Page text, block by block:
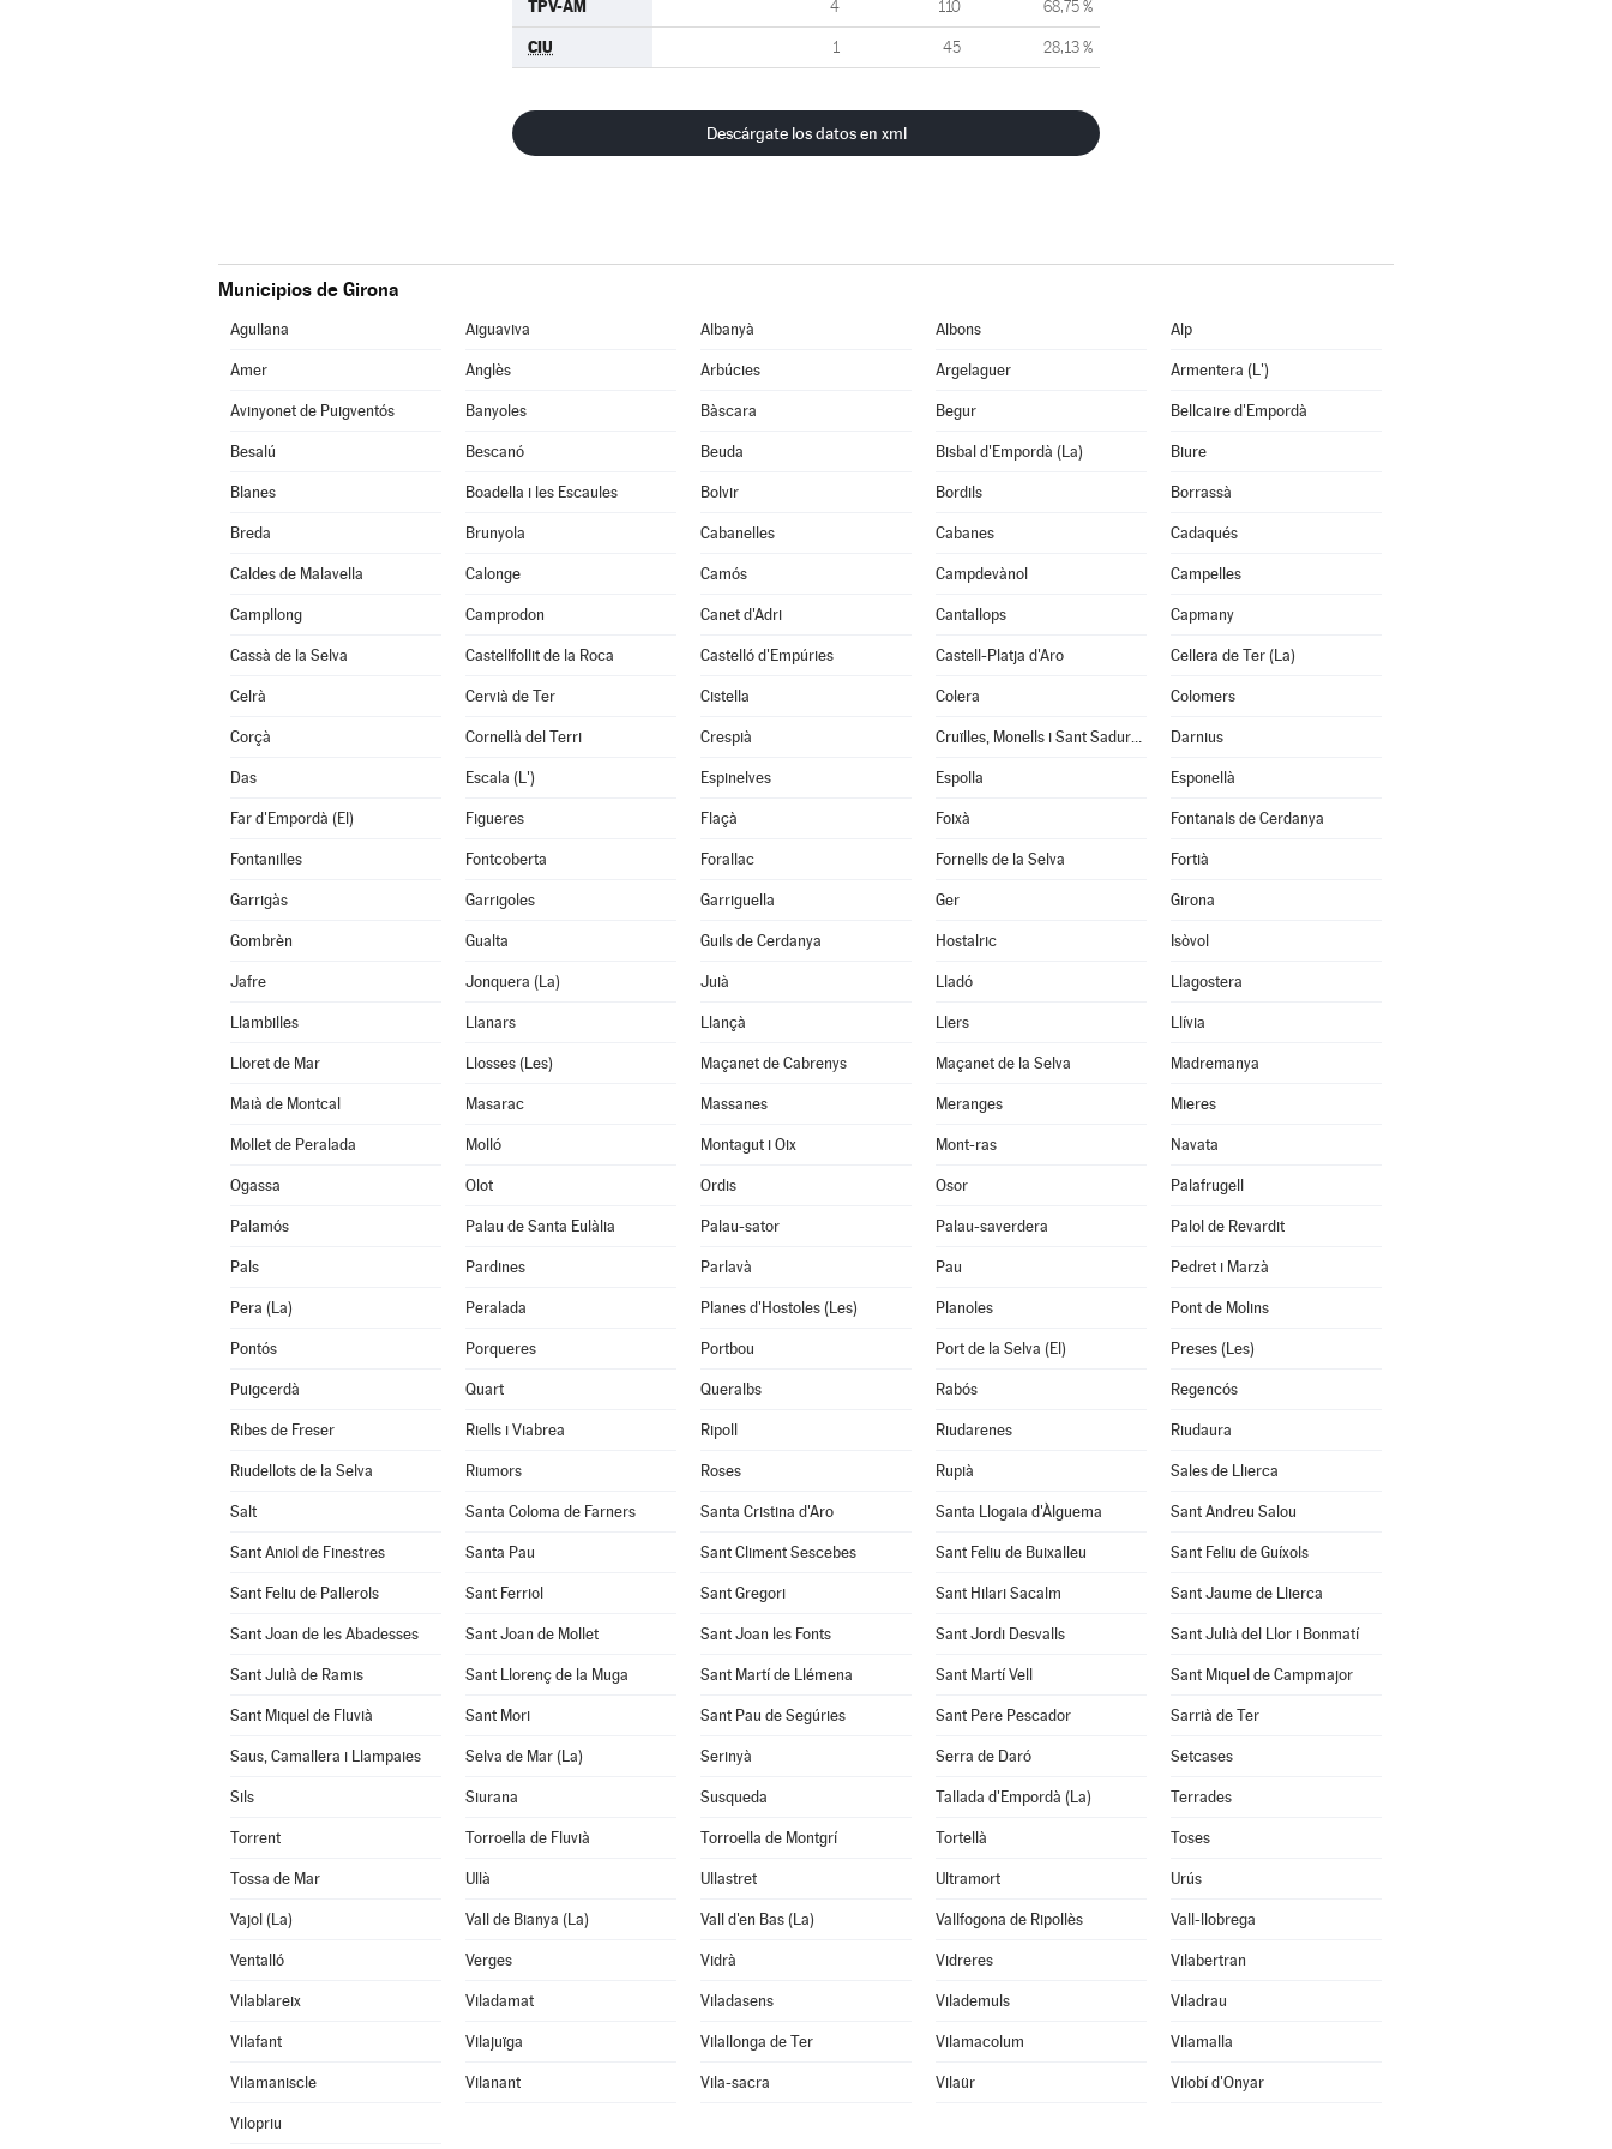
TPV-AM 4 110 68,75 %
CIU 1 45 28,13 %
Descárgate los datos en xml
Municipios de Girona
Agullana Aiguaviva Albanyà Albons Alp
Amer Anglès Arbúcies Argelaguer Armentera (L')
Avinyonet de Puigventós Banyoles Bàscara Begur Bellcaire d'Empordà
Besalú Bescanó Beuda Bisbal d'Empordà (La) Biure
Blanes Boadella i les Escaules Bolvir Bordils Borrassà
Breda Brunyola Cabanelles Cabanes Cadaqués
Caldes de Malavella Calonge Camós Campdevànol Campelles
Campllong Camprodon Canet d'Adri Cantallops Capmany
Cassà de la Selva Castellfollit de la Roca Castelló d'Empúries Castell-Platja d'Aro Cellera de Ter (La)
Celrà Cervià de Ter Cistella Colera Colomers
Corçà Cornellà del Terri Crespià Cruïlles, Monells i Sant Sadurní de l'Heura Darnius
Das Escala (L') Espinelves Espolla Esponellà
Far d'Empordà (El) Figueres Flaçà Foixà Fontanals de Cerdanya
Fontanilles Fontcoberta Forallac Fornells de la Selva Fortià
Garrigàs Garrigoles Garriguella Ger Girona
Gombrèn Gualta Guils de Cerdanya Hostalric Isòvol
Jafre Jonquera (La) Juià Lladó Llagostera
Llambilles Llanars Llançà Llers Llívia
Lloret de Mar Llosses (Les) Maçanet de Cabrenys Maçanet de la Selva Madremanya
Maià de Montcal Masarac Massanes Meranges Mieres
Mollet de Peralada Molló Montagut i Oix Mont-ras Navata
Ogassa Olot Ordis Osor Palafrugell
Palamós Palau de Santa Eulàlia Palau-sator Palau-saverdera Palol de Revardit
Pals Pardines Parlavà Pau Pedret i Marzà
Pera (La) Peralada Planes d'Hostoles (Les) Planoles Pont de Molins
Pontós Porqueres Portbou Port de la Selva (El) Preses (Les)
Puigcerdà Quart Queralbs Rabós Regencós
Ribes de Freser Riells i Viabrea Ripoll Riudarenes Riudaura
Riudellots de la Selva Riumors Roses Rupià Sales de Llierca
Salt Santa Coloma de Farners Santa Cristina d'Aro Santa Llogaia d'Àlguema Sant Andreu Salou
Sant Aniol de Finestres Santa Pau Sant Climent Sescebes Sant Feliu de Buixalleu Sant Feliu de Guíxols
Sant Feliu de Pallerols Sant Ferriol Sant Gregori Sant Hilari Sacalm Sant Jaume de Llierca
Sant Joan de les Abadesses Sant Joan de Mollet Sant Joan les Fonts Sant Jordi Desvalls Sant Julià del Llor i Bonmatí
Sant Julià de Ramis Sant Llorenç de la Muga Sant Martí de Llémena Sant Martí Vell Sant Miquel de Campmajor
Sant Miquel de Fluvià Sant Mori Sant Pau de Segúries Sant Pere Pescador Sarrià de Ter
Saus, Camallera i Llampaies Selva de Mar (La) Serinyà Serra de Daró Setcases
Sils Siurana Susqueda Tallada d'Empordà (La) Terrades
Torrent Torroella de Fluvià Torroella de Montgrí Tortellà Toses
Tossa de Mar Ullà Ullastret Ultramort Urús
Vajol (La) Vall de Bianya (La) Vall d'en Bas (La) Vallfogona de Ripollès Vall-llobrega
Ventalló Verges Vidrà Vidreres Vilabertran
Vilablareix Viladamat Viladasens Vilademuls Viladrau
Vilafant Vilajuïga Vilallonga de Ter Vilamacolum Vilamalla
Vilamaniscle Vilanant Vila-sacra Vilaür Vilobí d'Onyar
Vilopriu